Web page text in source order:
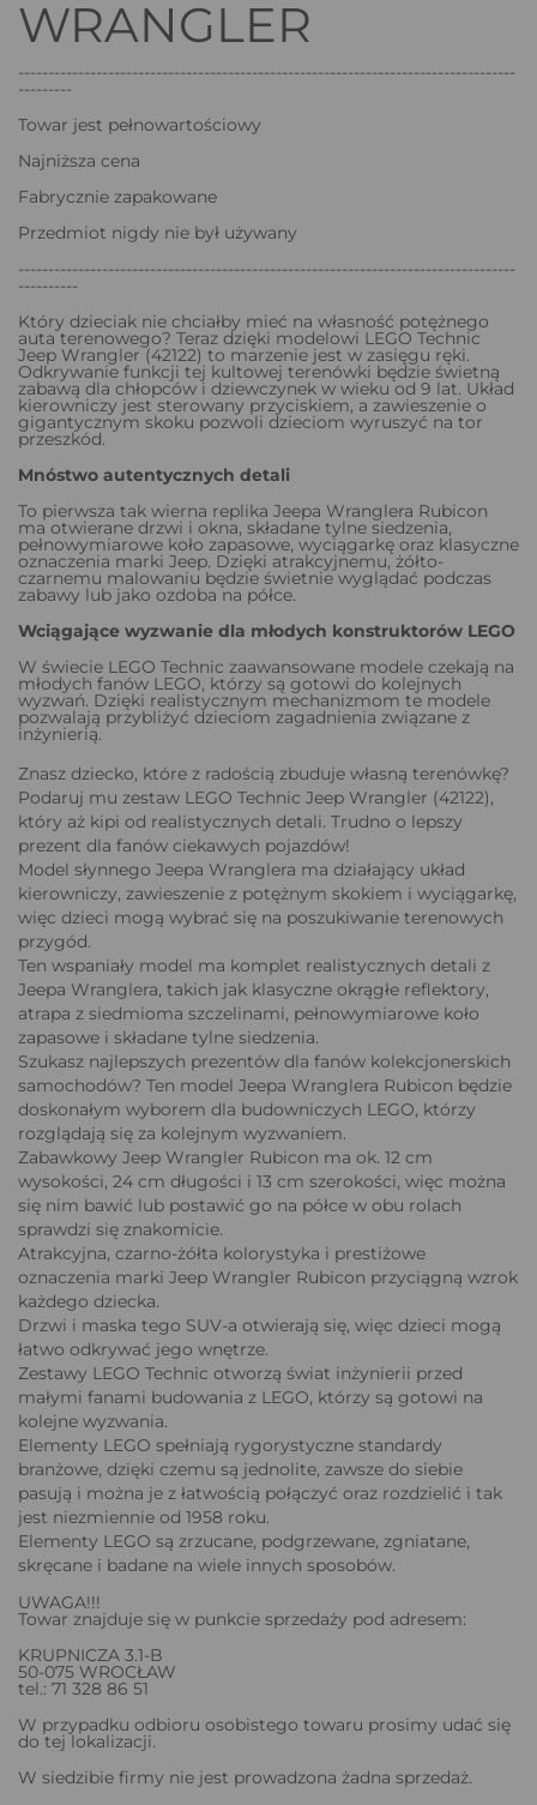
WRANGLER
-----------------------------------------------------------------------------------
---------
Towar jest pełnowartościowy
Najniższa cena
Fabrycznie zapakowane
Przedmiot nigdy nie był używany
-----------------------------------------------------------------------------------
----------
Który dzieciak nie chciałby mieć na własność potężnego
auta terenowego? Teraz dzięki modelowi LEGO Technic
Jeep Wrangler (42122) to marzenie jest w zasięgu ręki.
Odkrywanie funkcji tej kultowej terenówki będzie świetną
zabawą dla chłopców i dziewczynek w wieku od 9 lat. Układ
kierowniczy jest sterowany przyciskiem, a zawieszenie o
gigantycznym skoku pozwoli dzieciom wyruszyć na tor
przeszkód.
Mnóstwo autentycznych detali
To pierwsza tak wierna replika Jeepa Wranglera Rubicon
ma otwierane drzwi i okna, składane tylne siedzenia,
pełnowymiarowe koło zapasowe, wyciągarkę oraz klasyczne
oznaczenia marki Jeep. Dzięki atrakcyjnemu, żółto-
czarnemu malowaniu będzie świetnie wyglądać podczas
zabawy lub jako ozdoba na półce.
Wciągające wyzwanie dla młodych konstruktorów LEGO
W świecie LEGO Technic zaawansowane modele czekają na
młodych fanów LEGO, którzy są gotowi do kolejnych
wyzwań. Dzięki realistycznym mechanizmom te modele
pozwalają przybliżyć dzieciom zagadnienia związane z
inżynierią.
Znasz dziecko, które z radością zbuduje własną terenówkę?
Podaruj mu zestaw LEGO Technic Jeep Wrangler (42122),
który aż kipi od realistycznych detali. Trudno o lepszy
prezent dla fanów ciekawych pojazdów!
Model słynnego Jeepa Wranglera ma działający układ
kierowniczy, zawieszenie z potężnym skokiem i wyciągarkę,
więc dzieci mogą wybrać się na poszukiwanie terenowych
przygód.
Ten wspaniały model ma komplet realistycznych detali z
Jeepa Wranglera, takich jak klasyczne okrągłe reflektory,
atrapa z siedmioma szczelinami, pełnowymiarowe koło
zapasowe i składane tylne siedzenia.
Szukasz najlepszych prezentów dla fanów kolekcjonerskich
samochodów? Ten model Jeepa Wranglera Rubicon będzie
doskonałym wyborem dla budowniczych LEGO, którzy
rozglądają się za kolejnym wyzwaniem.
Zabawkowy Jeep Wrangler Rubicon ma ok. 12 cm
wysokości, 24 cm długości i 13 cm szerokości, więc można
się nim bawić lub postawić go na półce w obu rolach
sprawdzi się znakomicie.
Atrakcyjna, czarno-żółta kolorystyka i prestiżowe
oznaczenia marki Jeep Wrangler Rubicon przyciągną wzrok
każdego dziecka.
Drzwi i maska tego SUV-a otwierają się, więc dzieci mogą
łatwo odkrywać jego wnętrze.
Zestawy LEGO Technic otworzą świat inżynierii przed
małymi fanami budowania z LEGO, którzy są gotowi na
kolejne wyzwania.
Elementy LEGO spełniają rygorystyczne standardy
branżowe, dzięki czemu są jednolite, zawsze do siebie
pasują i można je z łatwością połączyć oraz rozdzielić i tak
jest niezmiennie od 1958 roku.
Elementy LEGO są zrzucane, podgrzewane, zgniatane,
skręcane i badane na wiele innych sposobów.
UWAGA!!!
Towar znajduje się w punkcie sprzedaży pod adresem:
KRUPNICZA 3.1-B
50-075 WROCŁAW
tel.: 71 328 86 51
W przypadku odbioru osobistego towaru prosimy udać się
do tej lokalizacji.
W siedzibie firmy nie jest prowadzona żadna sprzedaż.